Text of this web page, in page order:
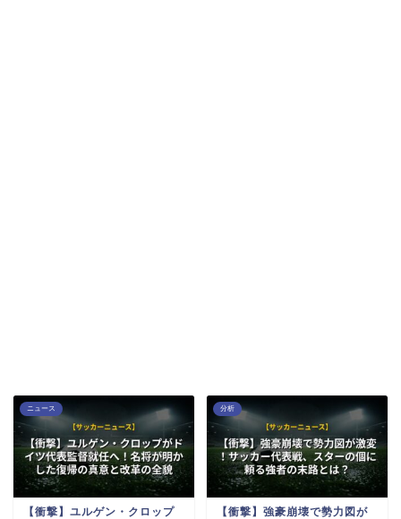
ニュース
【衝撃】ユルゲン・クロップ
分析
【衝撃】強豪崩壊で勢力図が